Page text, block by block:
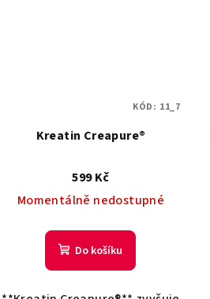
Kreatin Creapure®
599 Kč
Momentálně nedostupné
Do košíku
KÓD: 11_7